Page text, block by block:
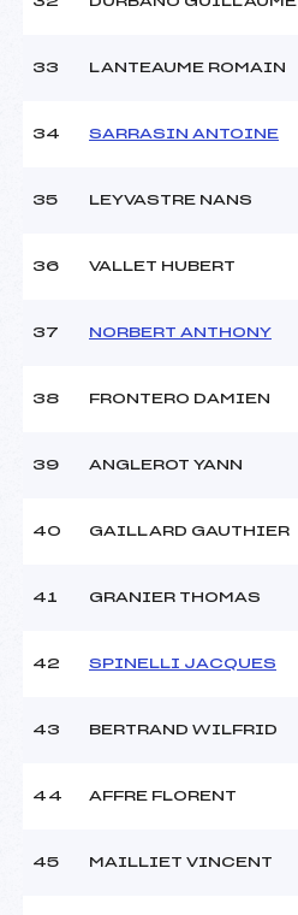
33 LANTEAUME ROMAIN
34 SARRASIN ANTOINE
35 LEYVASTRE NANS
36 VALLET HUBERT
37 NORBERT ANTHONY
38 FRONTERO DAMIEN
39 ANGLEROT YANN
40 GAILLARD GAUTHIER
41 GRANIER THOMAS
42 SPINELLI JACQUES
43 BERTRAND WILFRID
44 AFFRE FLORENT
45 MAILLIET VINCENT